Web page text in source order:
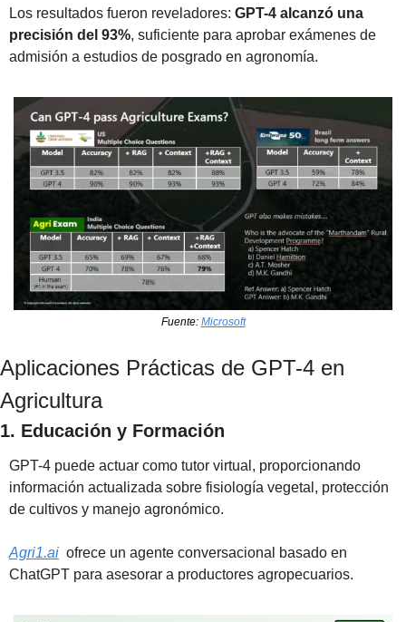
Los resultados fueron reveladores: GPT-4 alcanzó una
precisión del 93%, suficiente para aprobar exámenes de
admisión a estudios de posgrado en agronomía.
Fuente: Microsoft
Aplicaciones Prácticas de GPT-4 en
Agricultura
1. Educación y Formación
GPT-4 puede actuar como tutor virtual, proporcionando
información actualizada sobre fisiología vegetal, protección
de cultivos y manejo agronómico.
Agri1.ai
  ofrece un agente conversacional basado en
ChatGPT para asesorar a productores agropecuarios.